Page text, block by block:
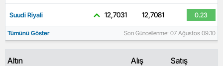
Suudi Riyali 12,7031 12,7081 0.23
Tümünü Göster Son Güncellenme: 07 Ağustos 09:10
Altın Alış Satış